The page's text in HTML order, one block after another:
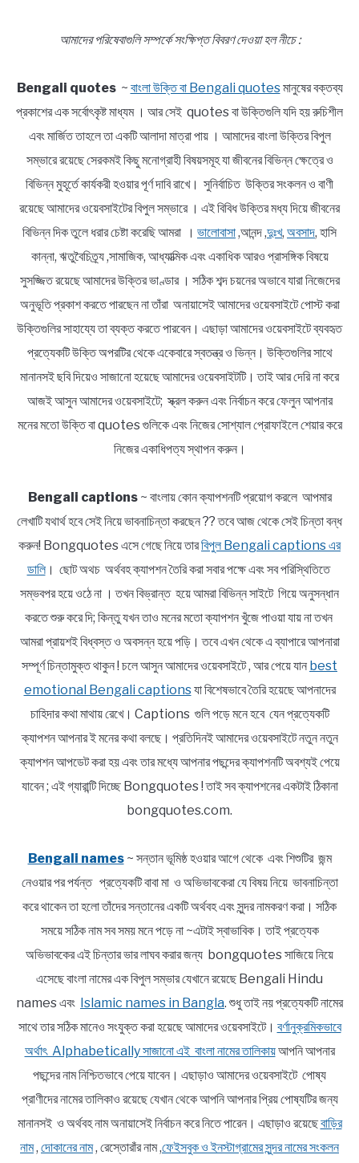
আমাদের পরিষেবাগুলি সম্পর্কে সংক্ষিপ্ত বিবরণ দেওয়া হল নীচে :
Bengali quotes~ বাংলা উক্তি বা Bengali quotesমানুষের বক্তব্য
প্রকাশের এক সর্বোৎকৃষ্ট মাধ্যম । আর সেই quotes বা উক্তিগুলি যদি হয় রুচিশীল
এবং মার্জিত তাহলে তা একটি আলাদা মাত্রা পায় । আমাদের বাংলা উক্তির বিপুল
সম্ভারে রয়েছে সেরকমই কিছু মনোগ্রাহী বিষয়সমূহ যা জীবনের বিভিন্ন ক্ষেত্রে ও
বিভিন্ন মুহূর্তে কার্যকরী হওয়ার পূর্ণ দাবি রাখে। সুনির্বাচিত উক্তির সংকলন ও বাণী
রয়েছে আমাদের ওয়েবসাইটের বিপুল সম্ভারে । এই বিবিধ উক্তির মধ্য দিয়ে জীবনের
বিভিন্ন দিক তুলে ধরার চেষ্টা করেছি আমরা । ভালোবাসা,আনন্দ ,দুঃখ, অবসাদ, হাসি
কান্না, ঋতুবৈচিত্র্য ,সামাজিক, আধ্যাত্মিক এবং একাধিক আরও প্রাসঙ্গিক বিষয়ে
সুসজ্জিত রয়েছে আমাদের উক্তির ভাণ্ডার । সঠিক শব্দ চয়নের অভাবে যারা নিজেদের
অনুভূতি প্রকাশ করতে পারছেন না তাঁরা অনায়াসেই আমাদের ওয়েবসাইটে পোস্ট করা
উক্তিগুলির সাহায্যে তা ব্যক্ত করতে পারবেন। এছাড়া আমাদের ওয়েবসাইটে ব্যবহৃত
প্রত্যেকটি উক্তি অপরটির থেকে একেবারে স্বতন্ত্র ও ভিন্ন। উক্তিগুলির সাথে
মানানসই ছবি দিয়েও সাজানো হয়েছে আমাদের ওয়েবসাইটটি। তাই আর দেরি না করে
আজই আসুন আমাদের ওয়েবসাইটে; স্ক্রল করুন এবং নির্বাচন করে ফেলুন আপনার
মনের মতো উক্তি বা quotes গুলিকে এবং নিজের সোশ্যাল প্রোফাইলে শেয়ার করে
নিজের একাধিপত্য স্থাপন করুন।
Bengali captions~ বাংলায় কোন ক্যাপশনটি প্রয়োগ করলে আপমার
লেখাটি যথার্থ হবে সেই নিয়ে ভাবনাচিন্তা করছেন ?? তবে আজ থেকে সেই চিন্তা বন্ধ
করুন! Bongquotes এসে গেছে নিয়ে তারবিপুল Bengali captions এর
ডালি। ছোট অথচ অর্থবহ ক্যাপশন তৈরি করা সবার পক্ষে এবং সব পরিস্থিতিতে
সম্ভবপর হয়ে ওঠে না । তখন বিভ্রান্ত হয়ে আমরা বিভিন্ন সাইটে গিয়ে অনুসন্ধান
করতে শুরু করে দি; কিন্তু যখন তাও মনের মতো ক্যাপশন খুঁজে পাওয়া যায় না তখন
আমরা প্রায়শই বিধ্বস্ত ও অবসন্ন হয়ে পড়ি। তবে এখন থেকে এ ব্যাপারে আপনারা
সম্পূর্ণ চিন্তামুক্ত থাকুন ! চলে আসুন আমাদের ওয়েবসাইটে , আর পেয়ে যান best
emotional Bengali captionsযা বিশেষভাবে তৈরি হয়েছে আপনাদের
চাহিদার কথা মাথায় রেখে। Captions গুলি পড়ে মনে হবে যেন প্রত্যেকটি
ক্যাপশন আপনার ই মনের কথা বলছে। প্রতিদিনই আমাদের ওয়েবসাইটে নতুন নতুন
ক্যাপশন আপডেট করা হয় এবং তার মধ্যে আপনার পছন্দের ক্যাপশনটি অবশ্যই পেয়ে
যাবেন ; এই গ্যারান্টি দিচ্ছে Bongquotes ! তাই সব ক্যাপশনের একটাই ঠিকানা
bongquotes.com.
Bengali names~ সন্তান ভূমিষ্ঠ হওয়ার আগে থেকে এবং শিশুটির জন্ম
নেওয়ার পর পর্যন্ত প্রত্যেকটি বাবা মা ও অভিভাবকেরা যে বিষয় নিয়ে ভাবনাচিন্তা
করে থাকেন তা হলো তাঁদের সন্তানের একটি অর্থবহ এবং সুন্দর নামকরণ করা। সঠিক
সময়ে সঠিক নাম সব সময় মনে পড়ে না ~এটাই স্বাভাবিক। তাই প্রত্যেক
অভিভাবকের এই চিন্তার ভার লাঘব করার জন্য bongquotes সাজিয়ে নিয়ে
এসেছে বাংলা নামের এক বিপুল সম্ভার যেখানে রয়েছে Bengali Hindu
names এবং Islamic names in Bangla. শুধু তাই নয় প্রত্যেকটি নামের
সাথে তার সঠিক মানেও সংযুক্ত করা হয়েছে আমাদের ওয়েবসাইটে। বর্ণানুক্রমিকভাবে
অর্থাৎ Alphabetically সাজানো এই বাংলা নামের তালিকায়আপনি আপনার
পছন্দের নাম নিশ্চিতভাবে পেয়ে যাবেন। এছাড়াও আমাদের ওয়েবসাইটে পোষ্য
প্রাণীদের নামের তালিকাও রয়েছে যেখান থেকে আপনি আপনার প্রিয় পোষ্যটির জন্য
মানানসই ও অর্থবহ নাম অনায়াসেই নির্বাচন করে নিতে পারেন। এছাড়াও রয়েছেবাড়ির
নাম, দোকানের নাম, রেস্তোরাঁর নাম ,ফেইসবুক ও ইনস্টাগ্রামের সুন্দর নামের সংকলন